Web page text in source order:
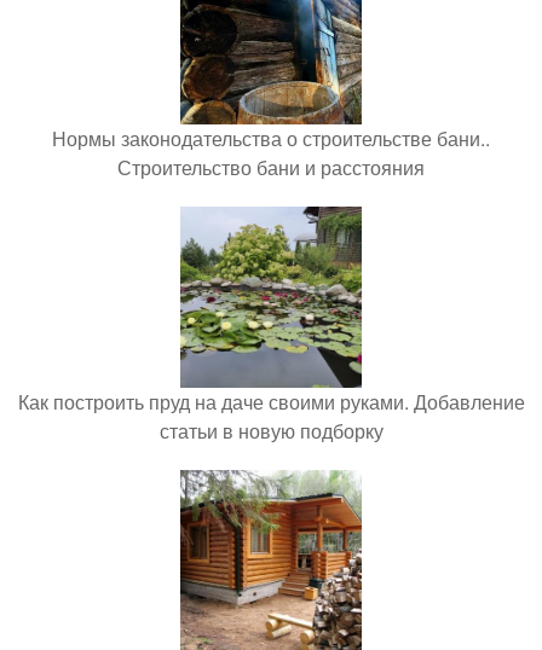
Нормы законодательства о строительстве бани..
Строительство бани и расстояния
Как построить пруд на даче своими руками. Добавление
статьи в новую подборку